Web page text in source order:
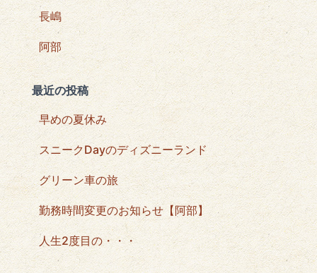
長嶋
阿部
最近の投稿
早めの夏休み
スニークDayのディズニーランド
グリーン車の旅
勤務時間変更のお知らせ【阿部】
人生2度目の・・・